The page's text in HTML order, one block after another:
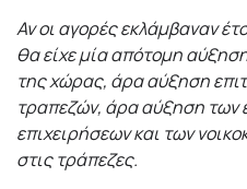
Αν οι αγορές εκλάμβαναν
θα είχε μία απότομη
της χώρας, άρα αύξηση
τραπεζών, άρα αύξηση των
επιχειρήσεων και των
στις τράπεζες.